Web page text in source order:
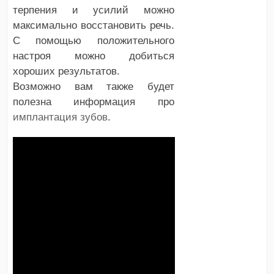
терпения и усилий можно
максимально восстановить речь.
С помощью положительного
настроя можно добиться
хороших результатов.
Возможно вам также будет
полезна информация про
имплантация зубов.